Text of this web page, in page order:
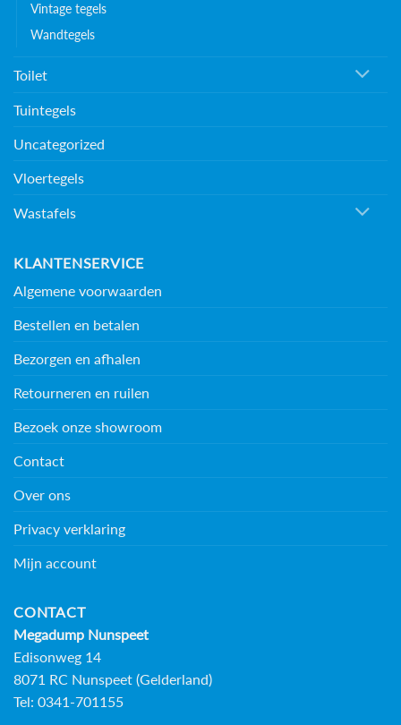
Vintage tegels
Wandtegels
Toilet
Tuintegels
Uncategorized
Vloertegels
Wastafels
KLANTENSERVICE
Algemene voorwaarden
Bestellen en betalen
Bezorgen en afhalen
Retourneren en ruilen
Bezoek onze showroom
Contact
Over ons
Privacy verklaring
Mijn account
CONTACT
Megadump Nunspeet
Edisonweg 14
8071 RC Nunspeet (Gelderland)
Tel: 0341-701155